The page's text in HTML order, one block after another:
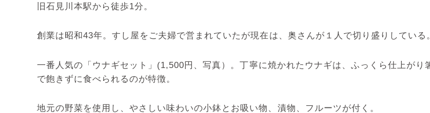
旧石見川本駅から徒歩1分。
創業は昭和43年。すし屋をご夫婦で営まれていたが現在は、奥さんが１人で切り盛りしている
一番人気の「ウナギセット」(1,500円、写真）。丁寧に焼かれたウナギは、ふっくら仕上がり
で飽きずに食べられるのが特徴。
地元の野菜を使用し、やさしい味わいの小鉢とお吸い物、漬物、フルーツが付く。